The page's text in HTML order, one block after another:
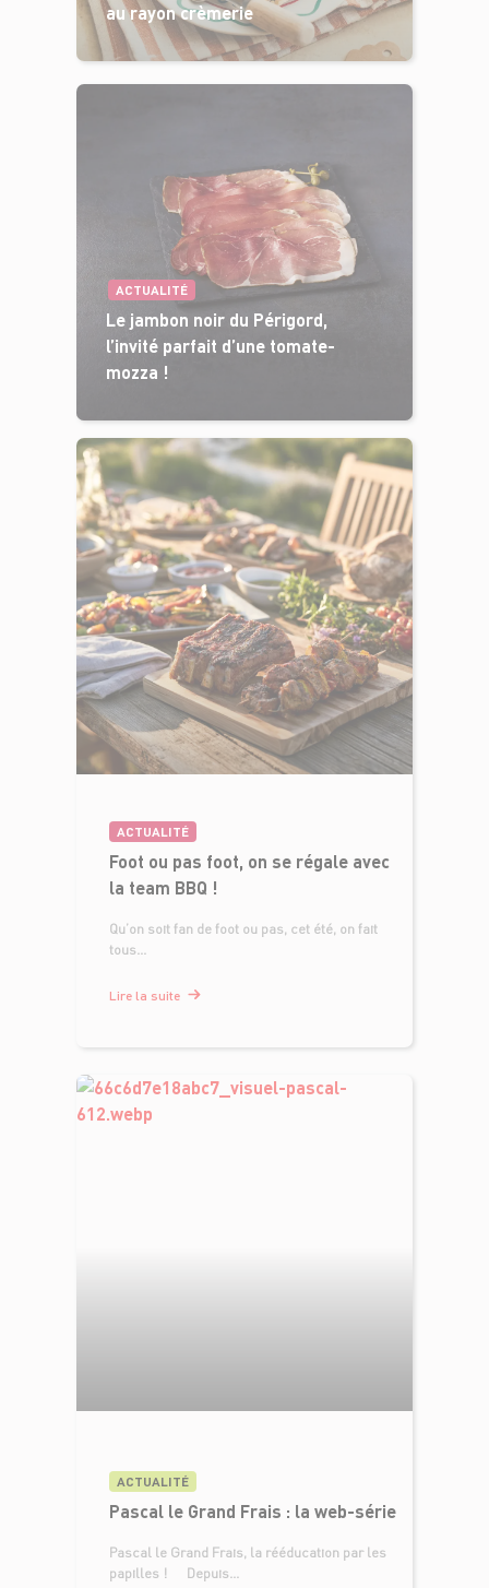
au rayon crèmerie
ACTUALITÉ
Le jambon noir du Périgord,
l’invité parfait d’une tomate-
mozza !
ACTUALITÉ
Foot ou pas foot, on se régale avec
la team BBQ !
Qu’on soit fan de foot ou pas, cet été, on fait
tous...
Lire la suite
ACTUALITÉ
Pascal le Grand Frais : la web-série
Pascal le Grand Frais, la rééducation par les
papilles ! Depuis...